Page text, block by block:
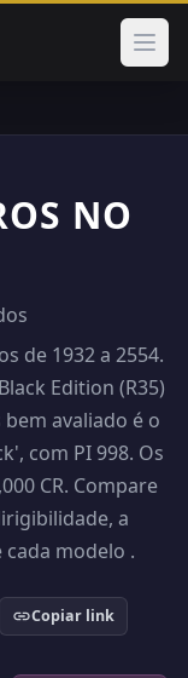
NO
de 1932 a 2554.
Edition (R35)
avaliado é o
com PI 998. Os
CR. Compare
a
modelo .
Copiar link